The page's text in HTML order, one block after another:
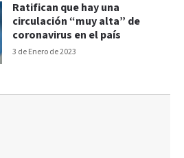
3 de Enero de 2023
Ratifican que hay una
circulación “muy alta” de
coronavirus en el país